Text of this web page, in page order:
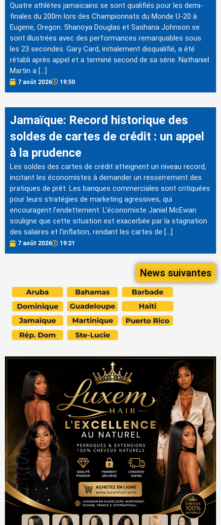
Quatre athlètes jamaïcains se sont qualifiés pour les demi-
finales du 200m lors des Championnats du Monde U-20 à
Eugene, Oregon. Shanoya Douglas et Sashana Johnson se
sont illustrées avec des performances remarquables sous
les 23 secondes. Gary Card, initialement disqualifié, a été
rétabli après appel et a terminé second de sa série. Nathaniel
Martin a […]
7 août 2026 19:50
Jamaïque: Record historique des
soldes de cartes de crédit : un appel
à la prudence
Les soldes des cartes de crédit atteignent un niveau record,
incitant les économistes à demander un resserrement des
pratiques de prêt. Les banques commerciales sont critiquées
pour leurs stratégies de marketing agressives, qui
encouragent l'endettement. L'économiste Janiel McEwan
souligne que cette situation est exacerbée par la stagnation
des salaires et l'inflation, rendant les cartes de […]
7 août 2026 19:21
News suivantes